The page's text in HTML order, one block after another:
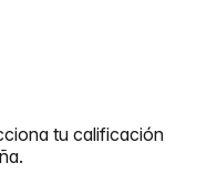
tu calificación